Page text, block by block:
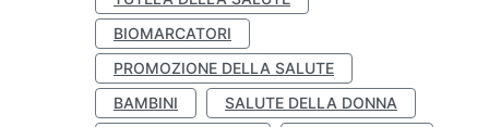
BIOMARCATORI
PROMOZIONE DELLA SALUTE
BAMBINI
SALUTE DELLA DONNA